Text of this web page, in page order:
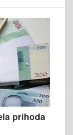
prihoda